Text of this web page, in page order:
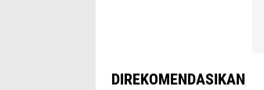
DIREKOMENDASIKAN